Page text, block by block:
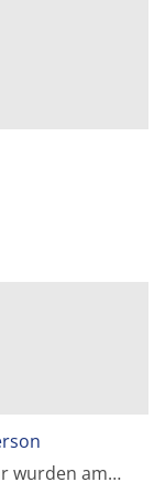
wurden am…